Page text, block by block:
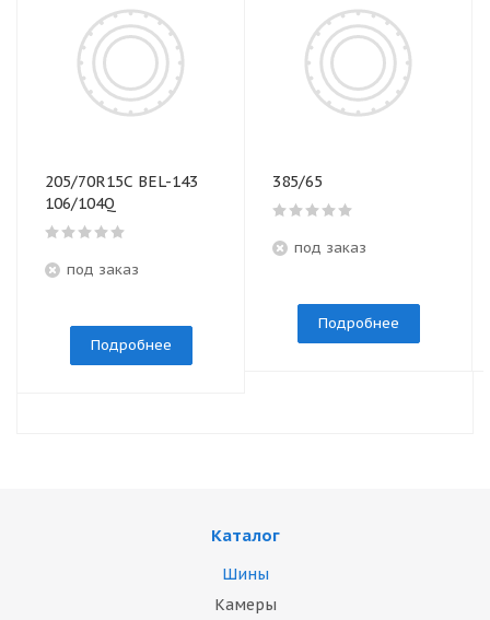
205/70R15C BEL-143
106/104Q
под заказ
Подробнее
385/65
под заказ
Подробнее
Каталог
Шины
Камеры